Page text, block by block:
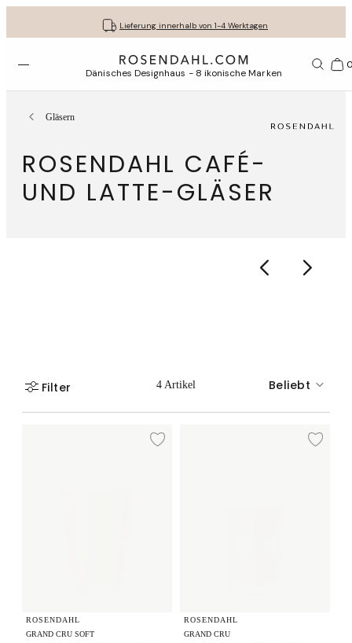
Lieferung innerhalb von 1-4 Werktagen
Kostenloser versand bei bestellungen ab 79 €
30 Tage kostenlose Rücksendung
Lassen Sie Ihre Geschenke liebevoll verpacken
Menü öffnen Dänisches Designhaus - 8 ikonische Marken 1156
Gläsern
ROSENDAHL CAFÉ-
UND LATTE-GLÄSER
Filter 4 Artikel Beliebt
Latte Macchiato Glas 48 cl 4 Stck.
Zur Wunschliste
ROSENDAHL
GRAND CRU SOFT
Hot Drink - Glas 24 cl 2 Stck.
ROSENDAHL
GRAND CRU